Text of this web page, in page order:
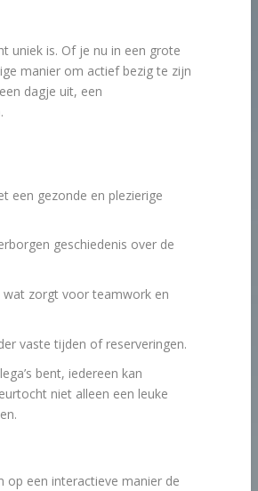
uniek is. Of je nu in een grote
manier om actief bezig te zijn
dagje uit, een
een gezonde en plezierige
geschiedenis over de
wat zorgt voor teamwork en
vaste tijden of reserveringen.
bent, iedereen kan
niet alleen een leuke
op een interactieve manier de